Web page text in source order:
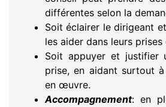
différentes selon la
Soit éclairer le dirigeant
les aider dans leurs
Soit appuyer et justifier
prise, en aidant surtout
en œuvre.
Accompagnement: en